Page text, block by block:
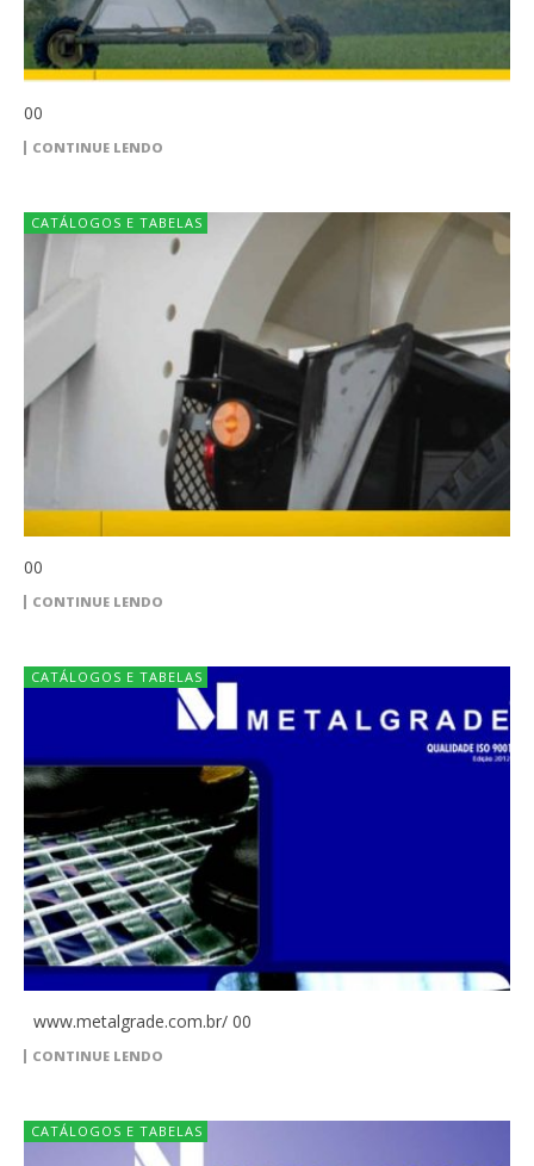
00
CONTINUE LENDO
CATÁLOGOS E TABELAS
00
CONTINUE LENDO
CATÁLOGOS E TABELAS
www.metalgrade.com.br/ 00
CONTINUE LENDO
CATÁLOGOS E TABELAS